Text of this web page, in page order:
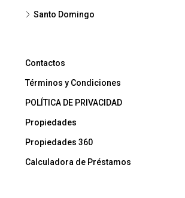
Santo Domingo
Contactos
Términos y Condiciones
POLÍTICA DE PRIVACIDAD
Propiedades
Propiedades 360
Calculadora de Préstamos